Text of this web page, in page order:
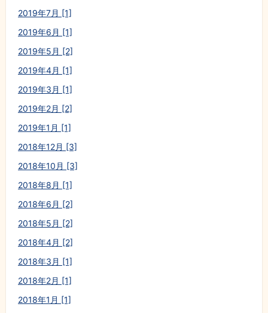
2019年7月 [1]
2019年6月 [1]
2019年5月 [2]
2019年4月 [1]
2019年3月 [1]
2019年2月 [2]
2019年1月 [1]
2018年12月 [3]
2018年10月 [3]
2018年8月 [1]
2018年6月 [2]
2018年5月 [2]
2018年4月 [2]
2018年3月 [1]
2018年2月 [1]
2018年1月 [1]